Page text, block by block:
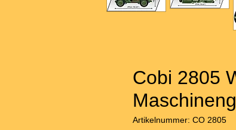
Cobi 2805
Artikelnummer: CO 2805